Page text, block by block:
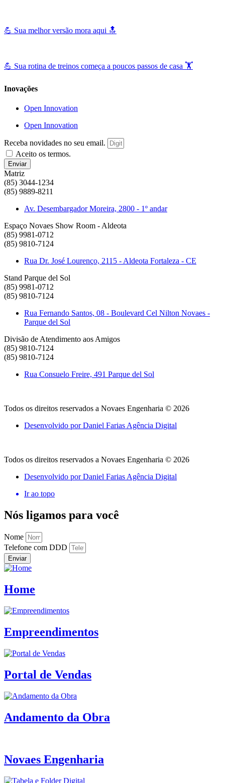
💪 Sua melhor versão mora aqui 🔝
💪 Sua rotina de treinos começa a poucos passos de casa 🏋️
Inovações
Open Innovation
Open Innovation
Receba novidades no seu email.
Aceito os termos.
Enviar
Matriz
(85) 3044-1234
(85) 9889-8211
Av. Desembargador Moreira, 2800 - 1º andar
Espaço Novaes Show Room - Aldeota
(85) 9981-0712
(85) 9810-7124
Rua Dr. José Lourenço, 2115 - Aldeota Fortaleza - CE
Stand Parque del Sol
(85) 9981-0712
(85) 9810-7124
Rua Fernando Santos, 08 - Boulevard Cel Nilton Novaes -
Parque del Sol
Divisão de Atendimento aos Amigos
(85) 9810-7124
(85) 9810-7124
Rua Consuelo Freire, 491 Parque del Sol
Todos os direitos reservados a Novaes Engenharia © 2026
Desenvolvido por Daniel Farias Agência Digital
Todos os direitos reservados a Novaes Engenharia © 2026
Desenvolvido por Daniel Farias Agência Digital
Ir ao topo
Nós ligamos para você
Nome
Telefone com DDD
Enviar
Home
Empreendimentos
Portal de Vendas
Andamento da Obra
Novaes Engenharia